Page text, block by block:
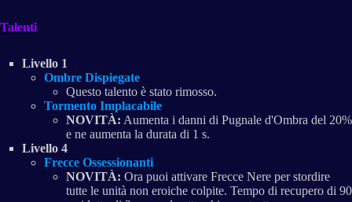
Talenti
Livello 1
Ombre Dispiegate
Questo talento è stato rimosso.
Tormento Implacabile
NOVITÀ: Aumenta i danni di Pugnale d'Ombra del 20%
e ne aumenta la durata di 1 s.
Livello 4
Frecce Ossessionanti
NOVITÀ: Ora puoi attivare Frecce Nere per stordire
tutte le unità non eroiche colpite. Tempo di recupero di 90